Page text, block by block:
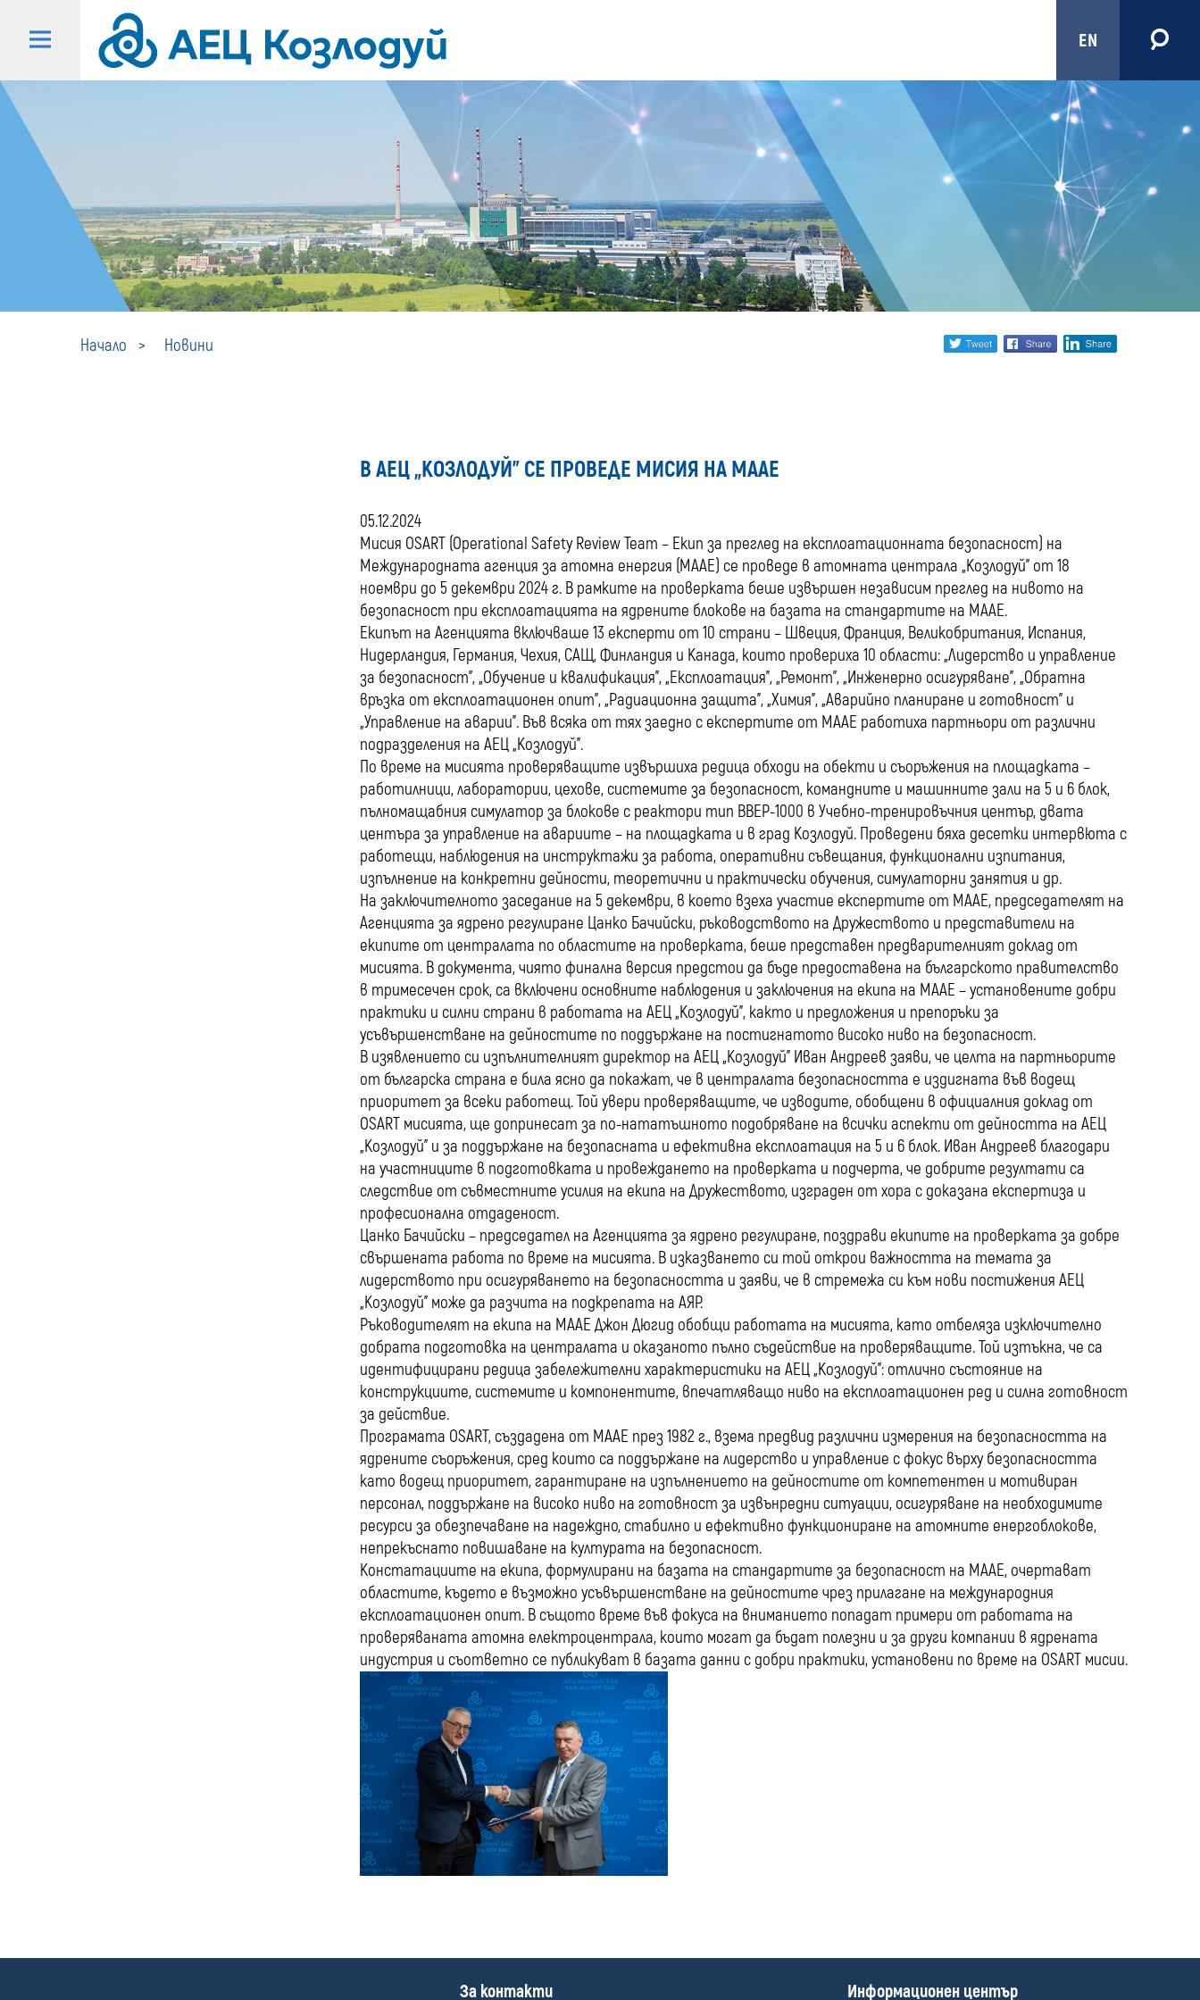
EN
Начало Новини
Share
twitter facebook
В АЕЦ „КОЗЛОДУЙ” СЕ ПРОВЕДЕ МИСИЯ НА МААЕ
05.12.2024
Мисия OSART (Operational Safety Review Team – Екип за преглед на експлоатационната безопасност) на
Международната агенция за атомна енергия (МААЕ) се проведе в атомната централа „Козлодуй” от 18
ноември до 5 декември 2024 г. В рамките на проверката беше извършен независим преглед на нивото на
безопасност при експлоатацията на ядрените блокове на базата на стандартите на МААЕ.
Екипът на Агенцията включваше 13 експерти от 10 страни – Швеция, Франция, Великобритания, Испания,
Нидерландия, Германия, Чехия, САЩ, Финландия и Канада, които провериха 10 области: „Лидерство и управление
за безопасност”, „Обучение и квалификация”, „Експлоатация”, „Ремонт”, „Инженерно осигуряване”, „Обратна
връзка от експлоатационен опит”, „Радиационна защита”, „Химия”, „Аварийно планиране и готовност” и
„Управление на аварии”. Във всяка от тях заедно с експертите от MAAE работиха партньори от различни
подразделения на АЕЦ „Козлодуй”.
По време на мисията проверяващите извършиха редица обходи на обекти и съоръжения на площадката –
работилници, лаборатории, цехове, системите за безопасност, командните и машинните зали на 5 и 6 блок,
пълномащабния симулатор за блокове с реактори тип ВВЕР-1000 в Учебно-тренировъчния център, двата
центъра за управление на авариите – на площадката и в град Козлодуй. Проведени бяха десетки интервюта с
работещи, наблюдения на инструктажи за работа, оперативни съвещания, функционални изпитания,
изпълнение на конкретни дейности, теоретични и практически обучения, симулаторни занятия и др.
На заключителното заседание на 5 декември, в което взеха участие експертите от МААЕ, председателят на
Агенцията за ядрено регулиране Цанко Бачийски, ръководството на Дружеството и представители на
екипите от централата по областите на проверката, беше представен предварителният доклад от
мисията. В документа, чиято финална версия предстои да бъде предоставена на българското правителство
в тримесечен срок, са включени основните наблюдения и заключения на екипа на МААЕ – установените добри
практики и силни страни в работата на АЕЦ „Козлодуй”, както и предложения и препоръки за
усъвършенстване на дейностите по поддържане на постигнатото високо ниво на безопасност.
В изявлението си изпълнителният директор на АЕЦ „Козлодуй” Иван Андреев заяви, че целта на партньорите
от българска страна е била ясно да покажат, че в централата безопасността е издигната във водещ
приоритет за всеки работещ. Той увери проверяващите, че изводите, обобщени в официалния доклад от
OSART мисията, ще допринесат за по-нататъшното подобряване на всички аспекти от дейността на АЕЦ
„Козлодуй” и за поддържане на безопасната и ефективна експлоатация на 5 и 6 блок. Иван Андреев благодари
на участниците в подготовката и провеждането на проверката и подчерта, че добрите резултати са
следствие от съвместните усилия на екипа на Дружеството, изграден от хора с доказана експертиза и
професионална отдаденост.
Цанко Бачийски – председател на Агенцията за ядрено регулиране, поздрави екипите на проверката за добре
свършената работа по време на мисията. В изказването си той открои важността на темата за
лидерството при осигуряването на безопасността и заяви, че в стремежа си към нови постижения АЕЦ
„Козлодуй” може да разчита на подкрепата на АЯР.
Ръководителят на екипа на МААЕ Джон Дюгид обобщи работата на мисията, като отбеляза изключително
добрата подготовка на централата и оказаното пълно съдействие на проверяващите. Той изтъкна, че са
идентифицирани редица забележителни характеристики на АЕЦ „Козлодуй”: отлично състояние на
конструкциите, системите и компонентите, впечатляващо ниво на експлоатационен ред и силна готовност
за действие.
Програмата OSART, създадена от МААЕ през 1982 г., взема предвид различни измерения на безопасността на
ядрените съоръжения, сред които са поддържане на лидерство и управление с фокус върху безопасността
като водещ приоритет, гарантиране на изпълнението на дейностите от компетентен и мотивиран
персонал, поддържане на високо ниво на готовност за извънредни ситуации, осигуряване на необходимите
ресурси за обезпечаване на надеждно, стабилно и ефективно функциониране на атомните енергоблокове,
непрекъснато повишаване на културата на безопасност.
Констатациите на екипа, формулирани на базата на стандартите за безопасност на МААЕ, очертават
областите, където е възможно усъвършенстване на дейностите чрез прилагане на международния
експлоатационен опит. В същото време във фокуса на вниманието попадат примери от работата на
проверяваната атомна електроцентрала, които могат да бъдат полезни и за други компании в ядрената
индустрия и съответно се публикуват в базата данни с добри практики, установени по време на OSART мисии.
П
За контакти
П
Информационен център